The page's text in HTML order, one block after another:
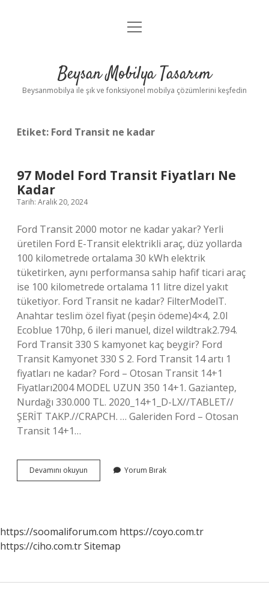
Anasayfa
Yasal Uyarı
menüyü
Beysan Mobilya Tasarım
Beysanmobilya ile şık ve fonksiyonel mobilya çözümlerini keşfedin
Etiket: Ford Transit ne kadar
97 Model Ford Transit Fiyatları Ne
Kadar
Tarih: Aralık 20, 2024
Ford Transit 2000 motor ne kadar yakar? Yerli
üretilen Ford E-Transit elektrikli araç, düz yollarda
100 kilometrede ortalama 30 kWh elektrik
tüketirken, aynı performansa sahip hafif ticari araç
ise 100 kilometrede ortalama 11 litre dizel yakıt
tüketiyor. Ford Transit ne kadar? FilterModelT.
Anahtar teslim özel fiyat (peşin ödeme)4×4, 2.0l
Ecoblue 170hp, 6 ileri manuel, dizel wildtrak2.794.
Ford Transit 330 S kamyonet kaç beygir? Ford
Transit Kamyonet 330 S 2. Ford Transit 14 artı 1
fiyatları ne kadar? Ford – Otosan Transit 14+1
Fiyatları2004 MODEL UZUN 350 14+1. Gaziantep,
Nurdağı 330.000 TL. 2020_14+1_D-LX//TABLET//
ŞERİT TAKP.//CRAPCH. … Galeriden Ford – Otosan
Transit 14+1…
Devamını okuyun
Model
Kadar
Yorum Bırak
https://soomaliforum.com https://coyo.com.tr
https://ciho.com.trSitemap